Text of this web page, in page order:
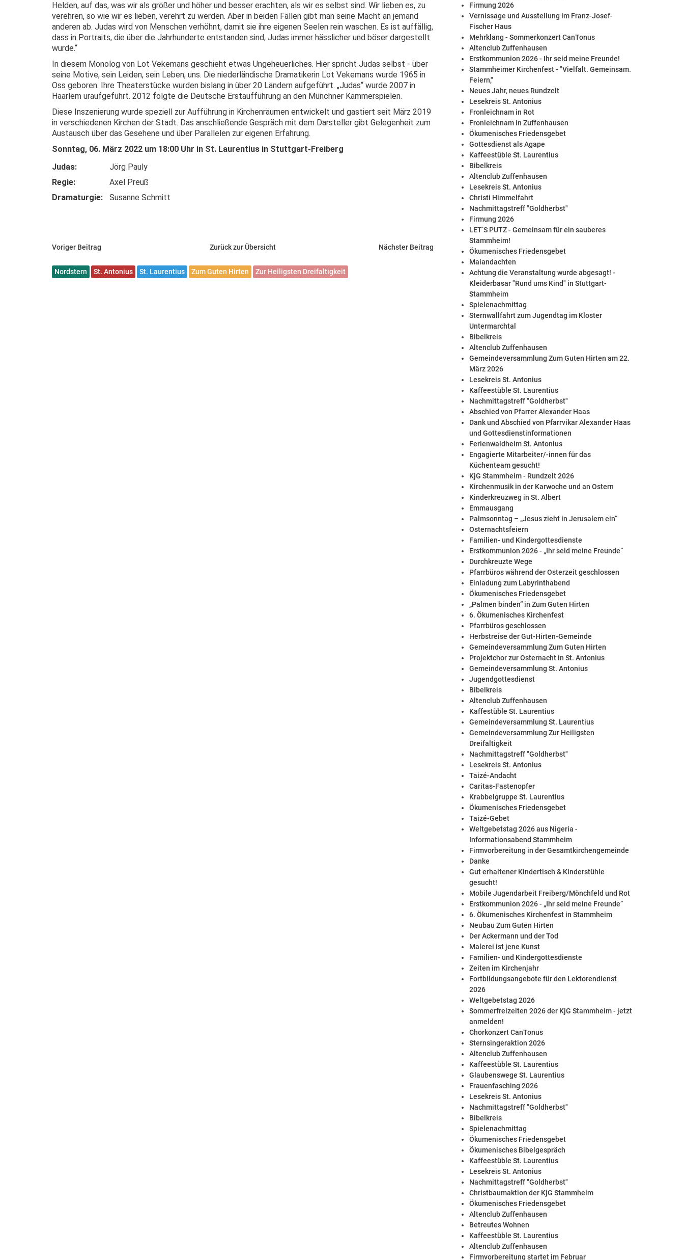
Helden, auf das, was wir als größer und höher und besser erachten, als wir es selbst sind. Wir lieben es, zu
verehren, so wie wir es lieben, verehrt zu werden. Aber in beiden Fällen gibt man seine Macht an jemand
anderen ab. Judas wird von Menschen verhöhnt, damit sie ihre eigenen Seelen rein waschen. Es ist auffällig,
dass in Portraits, die über die Jahrhunderte entstanden sind, Judas immer hässlicher und böser dargestellt
wurde.“
In diesem Monolog von Lot Vekemans geschieht etwas Ungeheuerliches. Hier spricht Judas selbst - über
seine Motive, sein Leiden, sein Leben, uns. Die niederländische Dramatikerin Lot Vekemans wurde 1965 in
Oss geboren. Ihre Theaterstücke wurden bislang in über 20 Ländern aufgeführt. „Judas“ wurde 2007 in
Haarlem uraufgeführt. 2012 folgte die Deutsche Erstaufführung an den Münchner Kammerspielen.
Diese Inszenierung wurde speziell zur Aufführung in Kirchenräumen entwickelt und gastiert seit März 2019
in verschiedenen Kirchen der Stadt. Das anschließende Gespräch mit dem Darsteller gibt Gelegenheit zum
Austausch über das Gesehene und über Parallelen zur eigenen Erfahrung.
Sonntag, 06. März 2022 um 18:00 Uhr in St. Laurentius in Stuttgart-Freiberg
Judas:
Jörg Pauly
Regie:
Axel Preuß
Dramaturgie:
Susanne Schmitt
Voriger Beitrag Zurück zur Übersicht Nächster Beitrag
Nordstern St. Antonius St. Laurentius Zum Guten Hirten Zur Heiligsten Dreifaltigkeit
Firmung 2026
Vernissage und Ausstellung im Franz-Josef-
Fischer Haus
Mehrklang - Sommerkonzert CanTonus
Altenclub Zuffenhausen
Erstkommunion 2026 - Ihr seid meine Freunde!
Stammheimer Kirchenfest - "Vielfalt. Gemeinsam.
Feiern,"
Neues Jahr, neues Rundzelt
Lesekreis St. Antonius
Fronleichnam in Rot
Fronleichnam in Zuffenhausen
Ökumenisches Friedensgebet
Gottesdienst als Agape
Kaffeestüble St. Laurentius
Bibelkreis
Altenclub Zuffenhausen
Lesekreis St. Antonius
Christi Himmelfahrt
Nachmittagstreff "Goldherbst"
Firmung 2026
LET’S PUTZ - Gemeinsam für ein sauberes
Stammheim!
Ökumenisches Friedensgebet
Maiandachten
Achtung die Veranstaltung wurde abgesagt! -
Kleiderbasar "Rund ums Kind" in Stuttgart-
Stammheim
Spielenachmittag
Sternwallfahrt zum Jugendtag im Kloster
Untermarchtal
Bibelkreis
Altenclub Zuffenhausen
Gemeindeversammlung Zum Guten Hirten am 22.
März 2026
Lesekreis St. Antonius
Kaffeestüble St. Laurentius
Nachmittagstreff "Goldherbst"
Abschied von Pfarrer Alexander Haas
Dank und Abschied von Pfarrvikar Alexander Haas
und Gottesdienstinformationen
Ferienwaldheim St. Antonius
Engagierte Mitarbeiter/-innen für das
Küchenteam gesucht!
KjG Stammheim - Rundzelt 2026
Kirchenmusik in der Karwoche und an Ostern
Kinderkreuzweg in St. Albert
Emmausgang
Palmsonntag – „Jesus zieht in Jerusalem ein“
Osternachtsfeiern
Familien- und Kindergottesdienste
Erstkommunion 2026 - „Ihr seid meine Freunde“
Durchkreuzte Wege
Pfarrbüros während der Osterzeit geschlossen
Einladung zum Labyrinthabend
Ökumenisches Friedensgebet
„Palmen binden“ in Zum Guten Hirten
6. Ökumenisches Kirchenfest
Pfarrbüros geschlossen
Herbstreise der Gut-Hirten-Gemeinde
Gemeindeversammlung Zum Guten Hirten
Projektchor zur Osternacht in St. Antonius
Gemeindeversammlung St. Antonius
Jugendgottesdienst
Bibelkreis
Altenclub Zuffenhausen
Kaffestüble St. Laurentius
Gemeindeversammlung St. Laurentius
Gemeindeversammlung Zur Heiligsten
Dreifaltigkeit
Nachmittagstreff "Goldherbst"
Lesekreis St. Antonius
Taizé-Andacht
Caritas-Fastenopfer
Krabbelgruppe St. Laurentius
Ökumenisches Friedensgebet
Taizé-Gebet
Weltgebetstag 2026 aus Nigeria -
Informationsabend Stammheim
Firmvorbereitung in der Gesamtkirchengemeinde
Danke
Gut erhaltener Kindertisch & Kinderstühle
gesucht!
Mobile Jugendarbeit Freiberg/Mönchfeld und Rot
Erstkommunion 2026 - „Ihr seid meine Freunde“
6. Ökumenisches Kirchenfest in Stammheim
Neubau Zum Guten Hirten
Der Ackermann und der Tod
Malerei ist jene Kunst
Familien- und Kindergottesdienste
Zeiten im Kirchenjahr
Fortbildungsangebote für den Lektorendienst
2026
Weltgebetstag 2026
Sommerfreizeiten 2026 der KjG Stammheim - jetzt
anmelden!
Chorkonzert CanTonus
Sternsingeraktion 2026
Altenclub Zuffenhausen
Kaffeestüble St. Laurentius
Glaubenswege St. Laurentius
Frauenfasching 2026
Lesekreis St. Antonius
Nachmittagstreff "Goldherbst"
Bibelkreis
Spielenachmittag
Ökumenisches Friedensgebet
Ökumenisches Bibelgespräch
Kaffeestüble St. Laurentius
Lesekreis St. Antonius
Nachmittagstreff "Goldherbst"
Christbaumaktion der KjG Stammheim
Ökumenisches Friedensgebet
Altenclub Zuffenhausen
Betreutes Wohnen
Kaffeestüble St. Laurentius
Altenclub Zuffenhausen
Firmvorbereitung startet im Februar